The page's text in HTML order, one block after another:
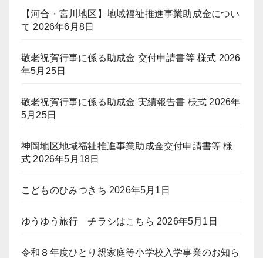
【河合・宮川地区】地域福祉推進事業助成金につい
て 2026年6月8日
敬老祝賀行事に係る助成金 交付申請書等 様式 2026
年5月25日
敬老祝賀行事に係る助成金 実績報告書 様式 2026年
5月25日
神岡地区地域福祉推進事業助成金交付申請書等 様
式 2026年5月18日
こどものひみつきち 2026年5月1日
ゆうゆう旅行 チラシはこちら 2026年5月1日
令和８年度ひとり親家庭等小学校入学事業のお知ら